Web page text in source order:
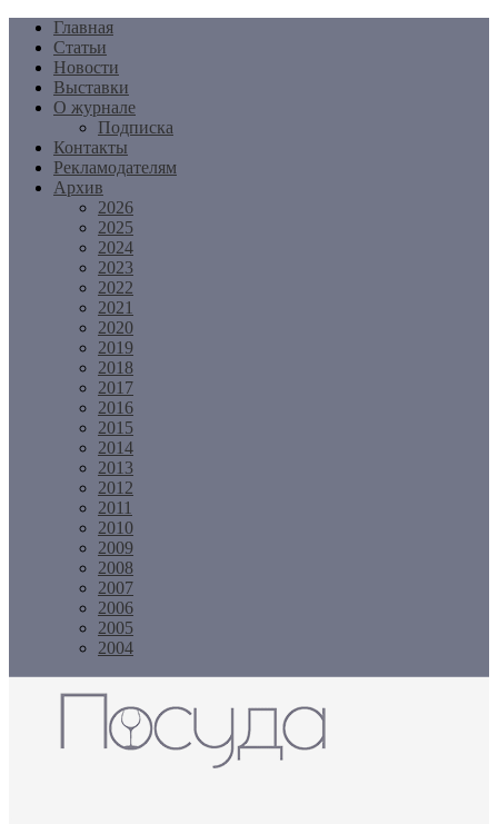
Перейти
содержимому
Главная
Статьи
Новости
Выставки
О журнале
Подписка
Контакты
Рекламодателям
Архив
2026
2025
2024
2023
2022
2021
2020
2019
2018
2017
2016
2015
2014
2013
2012
2011
2010
2009
2008
2007
2006
2005
2004